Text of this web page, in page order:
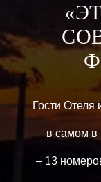
Гости Отеля
в самом в
– 13